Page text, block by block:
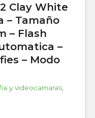
Clay White
– Tamaño
– Flash
–
– Modo
y videocamaras